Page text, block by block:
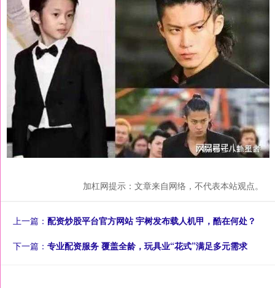
加杠网提示：文章来自网络，不代表本站观点。
上一篇： 配资炒股平台官方网站 宇树发布载人机甲，酷在何处？
下一篇： 专业配资服务 覆盖全龄，玩具业“花式”满足多元需求